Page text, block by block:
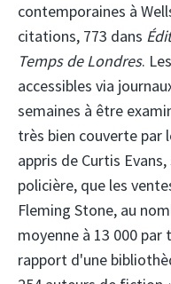
contemporaines à
citations, 773 dans
Temps de Londres.
accessibles via
semaines à être
très bien couverte par
appris de Curtis
policière, que les
Fleming Stone, au
moyenne à 13 000
rapport d'une